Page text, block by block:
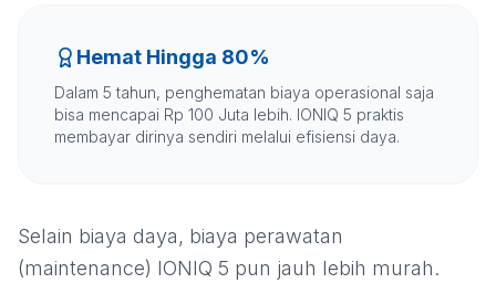
Hemat Hingga 80%
Dalam 5 tahun, penghematan biaya operasional saja
bisa mencapai Rp 100 Juta lebih. IONIQ 5 praktis
membayar dirinya sendiri melalui efisiensi daya.
Selain biaya daya, biaya perawatan
(maintenance) IONIQ 5 pun jauh lebih murah.